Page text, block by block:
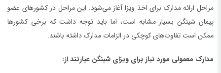
مراحل ارائه مدارک برای اخذ ویزا آغاز می‌شود. این مراحل در کشورهای عضو
پیمان شینگن بسیار مشابه است، اما باید توجه داشت که برخی کشورها
ممکن است تفاوت‌های کوچکی در الزامات مدارک داشته باشند.
مدارک معمولی مورد نیاز برای ویزای شینگن عبارتند از: